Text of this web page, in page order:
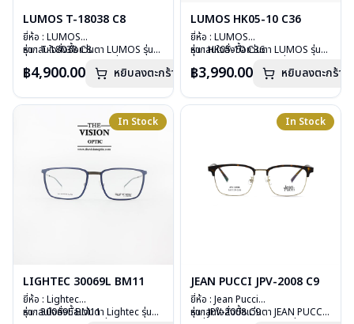
LUMOS T-18038 C8
ยี่ห้อ : LUMOS
รุ่น : T-18038 C8
เลนส์ : Demo Lens
น้ำหนัก : 14 กรัม
อุปกรณ์ : กล่องแว่น , ผ้าเช็ดแว่น
การรับประกัน : 2 ปี
หากสนใจสั่งชื้อแว่นตา LUMOS รุ่น
กรุณาติดต่อเราคลิก
฿4,900.00 หยิบลงตะกร้า
LUMOS HK05-10 C36
ยี่ห้อ : LUMOS
รุ่น : HK05-10 C36
เลนส์ : Demo Lens
น้ำหนัก : 16 กรัม
อุปกรณ์ : กล่องแว่น , ผ้าเช็ดแว่น
หากสนใจสั่งชื้อแว่นตา LUMOS รุ่น
กรุณาติดต่อเราคลิก
฿3,990.00 หยิบลงตะกร้า
In Stock
LIGHTEC 30069L BM11
ยี่ห้อ : Lightec
รุ่น : 30069L BM11
หากสนใจสั่งชื้อแว่นตา Lightec รุ่นอื่น
In Stock
JEAN PUCCI JPV-2008 C9
ยี่ห้อ : Jean Pucci
รุ่น : JPV-2008 C9
หากสนใจสั่งชื้อแว่นตา JEAN PUCCI